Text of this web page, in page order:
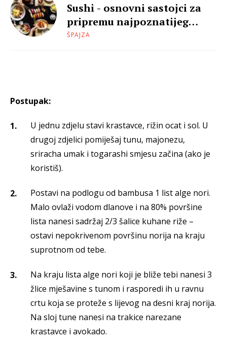
Sushi - osnovni sastojci za
pripremu najpoznatijeg
japanskog jela
ŠPAJZA
Postupak:
U jednu zdjelu stavi krastavce, rižin ocat i sol. U
drugoj zdjelici pomiješaj tunu, majonezu,
sriracha umak i togarashi smjesu začina (ako je
koristiš).
Postavi na podlogu od bambusa 1 list alge nori.
Malo ovlaži vodom dlanove i na 80% površine
lista nanesi sadržaj 2/3 šalice kuhane riže –
ostavi nepokrivenom površinu norija na kraju
suprotnom od tebe.
Na kraju lista alge nori koji je bliže tebi nanesi 3
žlice mješavine s tunom i rasporedi ih u ravnu
crtu koja se proteže s lijevog na desni kraj norija.
Na sloj tune nanesi na trakice narezane
krastavce i avokado.